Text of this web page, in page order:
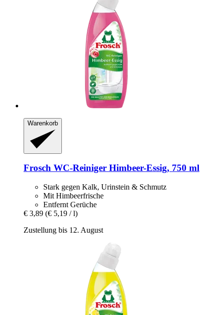
Warenkorb
Frosch WC-​Reiniger Himbeer-​Essig, 750 ml
Stark gegen Kalk, Urinstein & Schmutz
Mit Himbeerfrische
Entfernt Gerüche
€ 3,89 (€ 5,19 / l)
Zustellung bis 12. August